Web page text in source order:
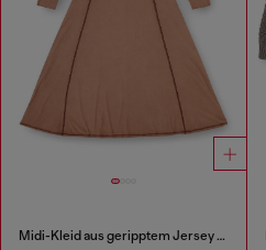
Midi-Kleid aus geripptem Jersey mit Fledermausärmeln